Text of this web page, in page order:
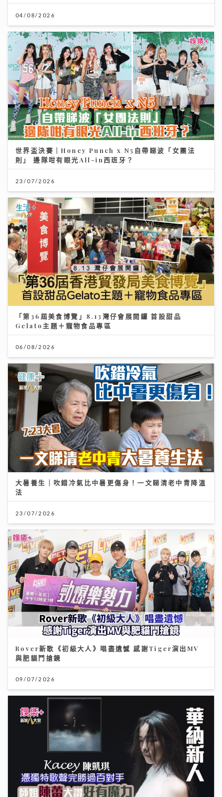
04/08/2026
世界盃決賽｜Honey Punch x N5自帶睇波「女團法
則」 邊隊咁有眼光All-in西班牙？
23/07/2026
「第36屆美食博覽」8.13灣仔會展開鑼 首設甜品
Gelato主題＋寵物食品專區
06/08/2026
大暑養生｜吹錯冷氣比中暑更傷身！一文睇清老中青降溫
法
23/07/2026
Rover新歌《初級大人》唱盡遺憾 感謝Tiger演出MV
與肥貓鬥搶鏡
09/07/2026